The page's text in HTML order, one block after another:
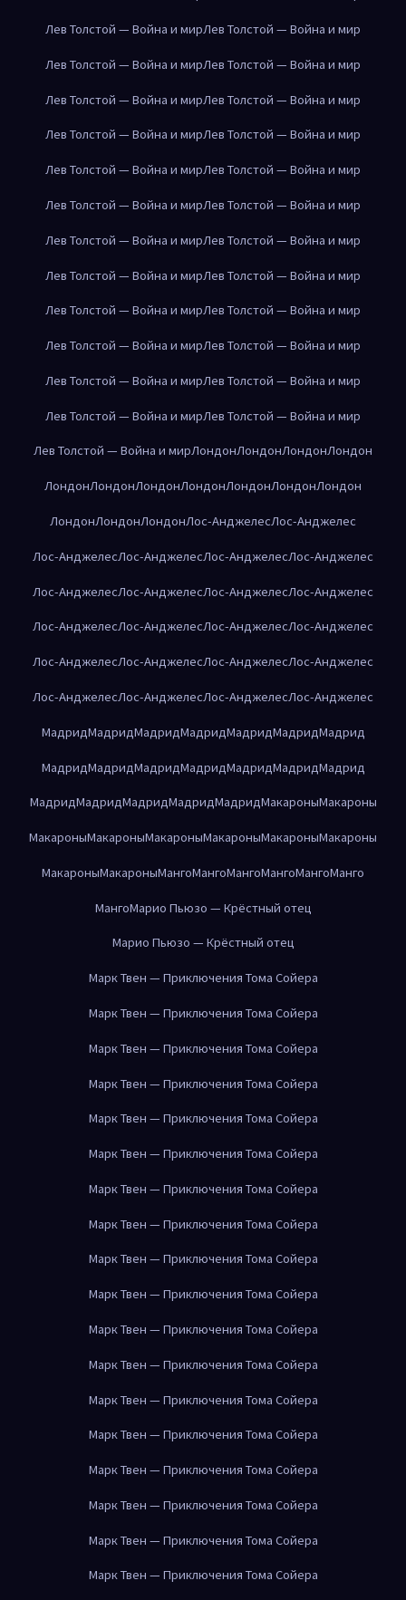
Лев Толстой — Война и мирЛев Толстой — Война и мир
Лев Толстой — Война и мирЛев Толстой — Война и мир
Лев Толстой — Война и мирЛев Толстой — Война и мир
Лев Толстой — Война и мирЛев Толстой — Война и мир
Лев Толстой — Война и мирЛев Толстой — Война и мир
Лев Толстой — Война и мирЛев Толстой — Война и мир
Лев Толстой — Война и мирЛев Толстой — Война и мир
Лев Толстой — Война и мирЛев Толстой — Война и мир
Лев Толстой — Война и мирЛев Толстой — Война и мир
Лев Толстой — Война и мирЛев Толстой — Война и мир
Лев Толстой — Война и мирЛев Толстой — Война и мир
Лев Толстой — Война и мирЛев Толстой — Война и мир
Лев Толстой — Война и мирЛондонЛондонЛондонЛондон
ЛондонЛондонЛондонЛондонЛондонЛондонЛондон
ЛондонЛондонЛондонЛос-АнджелесЛос-Анджелес
Лос-АнджелесЛос-АнджелесЛос-АнджелесЛос-Анджелес
Лос-АнджелесЛос-АнджелесЛос-АнджелесЛос-Анджелес
Лос-АнджелесЛос-АнджелесЛос-АнджелесЛос-Анджелес
Лос-АнджелесЛос-АнджелесЛос-АнджелесЛос-Анджелес
Лос-АнджелесЛос-АнджелесЛос-АнджелесЛос-Анджелес
МадридМадридМадридМадридМадридМадридМадрид
МадридМадридМадридМадридМадридМадридМадрид
МадридМадридМадридМадридМадридМакароныМакароны
МакароныМакароныМакароныМакароныМакароныМакароны
МакароныМакароныМангоМангоМангоМангоМангоМанго
МангоМарио Пьюзо — Крёстный отец
Марио Пьюзо — Крёстный отец
Марк Твен — Приключения Тома Сойера
Марк Твен — Приключения Тома Сойера
Марк Твен — Приключения Тома Сойера
Марк Твен — Приключения Тома Сойера
Марк Твен — Приключения Тома Сойера
Марк Твен — Приключения Тома Сойера
Марк Твен — Приключения Тома Сойера
Марк Твен — Приключения Тома Сойера
Марк Твен — Приключения Тома Сойера
Марк Твен — Приключения Тома Сойера
Марк Твен — Приключения Тома Сойера
Марк Твен — Приключения Тома Сойера
Марк Твен — Приключения Тома Сойера
Марк Твен — Приключения Тома Сойера
Марк Твен — Приключения Тома Сойера
Марк Твен — Приключения Тома Сойера
Марк Твен — Приключения Тома Сойера
Марк Твен — Приключения Тома Сойера